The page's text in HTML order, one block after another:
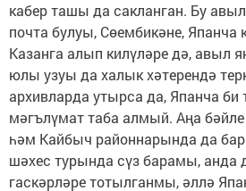
кабер ташы да сакланган. Бу
почта булуы, Сөембикәне,
Казанга алып килүләре дә, авыл
юлы узуы да халык хәтерендә
архивларда утырса да, Япанча би
мәгълүмат таба алмый. Аңа
һәм Кайбыч районнарында да
шәхес турында сүз барамы, анда
гаскәрләре тотылганмы, әллә